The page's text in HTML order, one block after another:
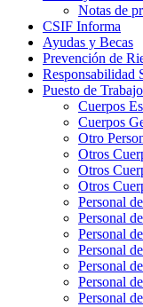
Notas de
CSIF Informa
Ayudas y Becas
Prevención de
Responsabilidad
Puesto de
Cuerpos
Cuerpos
Otro
Otros
Otros
Otros
Personal
Personal
Personal
Personal
Personal
Personal
Personal